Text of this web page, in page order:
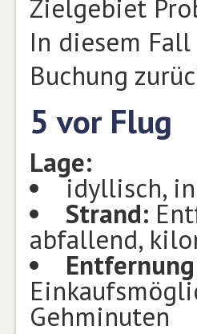
Zielgebiet
In diesem
Buchung
5 vor Flug
Lage:
idyllisch,
Strand:
abfallend,
Gehminuten